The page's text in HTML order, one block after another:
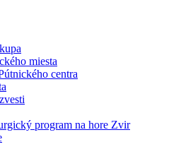
miesta
centra
program na hore Zvir